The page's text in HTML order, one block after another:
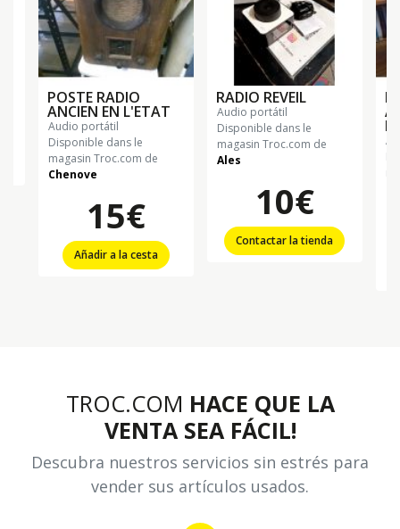
POSTE RADIO
ANCIEN EN L'ETAT
audio portátil
Disponible dans le
magasin Troc.com de
Chenove
15€
Añadir a la cesta
RADIO REVEIL
audio portátil
Disponible dans le
magasin Troc.com de
Ales
10€
Contactar la tienda
TROC.COM HACE QUE LA
VENTA SEA FÁCIL!
Descubra nuestros servicios sin estrés para
vender sus artículos usados.